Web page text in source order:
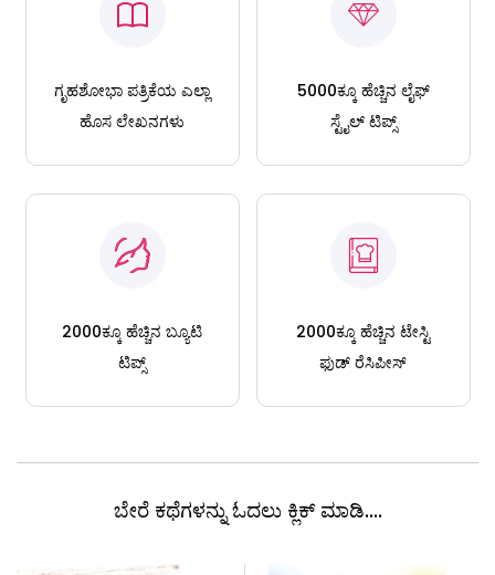
ಗೃಹಶೋಭಾ ಪತ್ರಿಕೆಯ ಎಲ್ಲಾ
ಹೊಸ ಲೇಖನಗಳು
5000ಕ್ಕೂ ಹೆಚ್ಚಿನ ಲೈಫ್
ಸ್ಟೈಲ್ ಟಿಪ್ಸ್
2000ಕ್ಕೂ ಹೆಚ್ಚಿನ ಬ್ಯೂಟಿ
ಟಿಪ್ಸ್
2000ಕ್ಕೂ ಹೆಚ್ಚಿನ ಟೇಸ್ಟಿ
ಫುಡ್ ರೆಸಿಪೀಸ್
ಬೇರೆ ಕಥೆಗಳನ್ನು ಓದಲು ಕ್ಲಿಕ್ ಮಾಡಿ....